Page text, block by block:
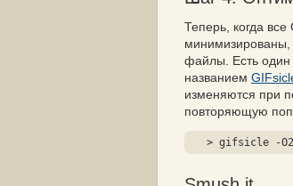
Теперь, когда
минимизированы,
файлы. Есть один
названием
изменяются при
повторяющую
> gifsicle -